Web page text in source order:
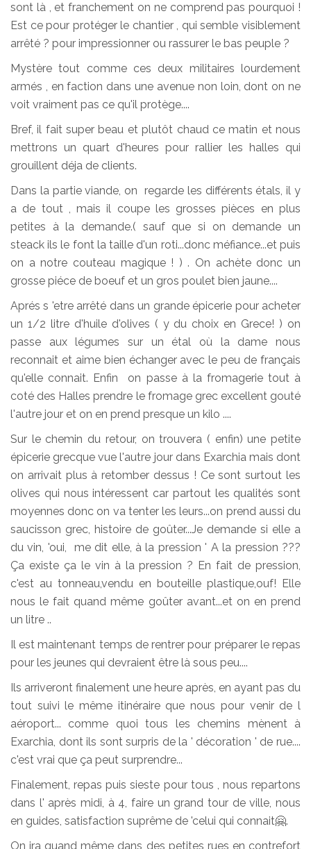
sont là , et franchement on ne comprend pas pourquoi !
Est ce pour protéger le chantier , qui semble visiblement
arrêté ? pour impressionner ou rassurer le bas peuple ?
Mystère tout comme ces deux militaires lourdement
armés , en faction dans une avenue non loin, dont on ne
voit vraiment pas ce qu'il protège....
Bref, il fait super beau et plutôt chaud ce matin et nous
mettrons un quart d'heures pour rallier les halles qui
grouillent déja de clients.
Dans la partie viande, on regarde les différents étals, il y
a de tout , mais il coupe les grosses pièces en plus
petites à la demande.( sauf que si on demande un
steack ils le font la taille d'un roti...donc méfiance...et puis
on a notre couteau magique ! ) . On achète donc un
grosse piéce de boeuf et un gros poulet bien jaune....
Aprés s 'etre arrêté dans un grande épicerie pour acheter
un 1/2 litre d'huile d'olives ( y du choix en Grece! ) on
passe aux légumes sur un étal où la dame nous
reconnait et aime bien échanger avec le peu de français
qu'elle connait. Enfin on passe à la fromagerie tout à
coté des Halles prendre le fromage grec excellent gouté
l'autre jour et on en prend presque un kilo ....
Sur le chemin du retour, on trouvera ( enfin) une petite
épicerie grecque vue l'autre jour dans Exarchia mais dont
on arrivait plus à retomber dessus ! Ce sont surtout les
olives qui nous intéressent car partout les qualités sont
moyennes donc on va tenter les leurs...on prend aussi du
saucisson grec, histoire de goûter...Je demande si elle a
du vin, 'oui, me dit elle, à la pression ' A la pression ???
Ça existe ça le vin à la pression ? En fait de pression,
c'est au tonneau,vendu en bouteille plastique,ouf! Elle
nous le fait quand même goûter avant...et on en prend
un litre ..
Il est maintenant temps de rentrer pour préparer le repas
pour les jeunes qui devraient être là sous peu....
Ils arriveront finalement une heure après, en ayant pas du
tout suivi le même itinéraire que nous pour venir de l
aéroport... comme quoi tous les chemins mènent à
Exarchia, dont ils sont surpris de la ' décoration ' de rue....
c'est vrai que ça peut surprendre...
Finalement, repas puis sieste pour tous , nous repartons
dans l' après midi, à 4, faire un grand tour de ville, nous
en guides, satisfaction suprême de 'celui qui connait🤗.
On ira quand même dans des petites rues en contrefort